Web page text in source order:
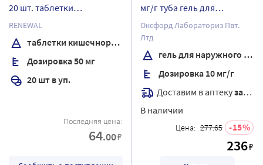
20 шт. таблетки
кишечнорастворимые ,
покрытые пленочной
оболочкой
RENEWAL
таблетки кишечнорастворимые , покрытые пленочной оболочкой
Дозировка 50 мг
20 шт в уп.
Последняя цена:
64.00₽
мг/г туба гель для
наружного применения 50
гр
Оксфорд Лабораториз Пвт.
Лтд
гель для наружного применения
Дозировка 10 мг/г
Доставим в аптекузавтра
В наличии
Цена: 277.65 15
236₽